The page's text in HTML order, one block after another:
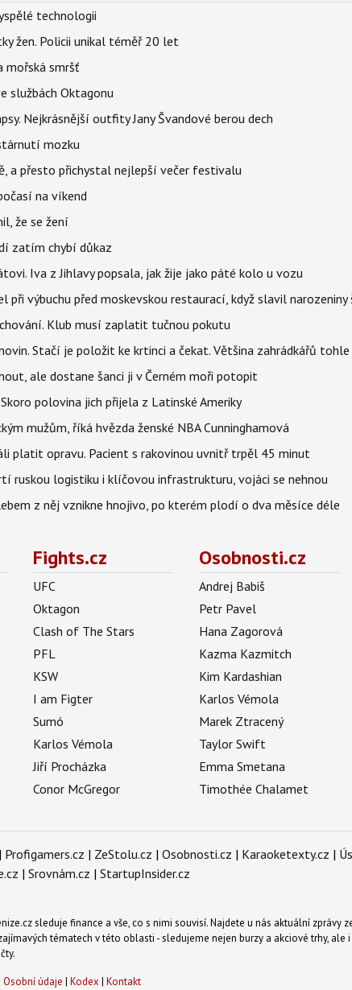
technologii
žen. Policii unikal téměř 20 let
mořská smršť
službách Oktagonu
Nejkrásnější outfity Jany Švandové berou dech
mozku
a přesto přichystal nejlepší večer festivalu
na víkend
že se žení
zatím chybí důkaz
Iva z Jihlavy popsala, jak žije jako páté kolo u vozu
výbuchu před moskevskou restaurací, když slavil
Klub musí zaplatit tučnou pokutu
Stačí je položit ke krtinci a čekat. Většina zahrádkářů tohle
ale dostane šanci ji v Černém moři potopit
polovina jich přijela z Latinské Ameriky
mužům, říká hvězda ženské NBA Cunninghamová
platit opravu. Pacient s rakovinou uvnitř trpěl 45 minut
ruskou logistiku i klíčovou infrastrukturu, vojáci se nehnou
z něj vznikne hnojivo, po kterém plodí o dva měsíce déle
Fights.cz
UFC
Oktagon
Clash of The Stars
PFL
KSW
I am Figter
Sumó
Karlos Vémola
Jiří Procházka
Conor McGregor
Osobnosti.cz
Andrej Babiš
Petr Pavel
Hana Zagorová
Kazma Kazmitch
Kim Kardashian
Karlos Vémola
Marek Ztracený
Taylor Swift
Emma Smetana
Timothée Chalamet
| Profigamers.cz | ZeStolu.cz | Osobnosti.cz | Karaoketexty.cz |
| Srovnám.cz | StartupInsider.cz
sleduje finance a vše, co s nimi souvisí. Najdete u nás aktuální zprávy
tématech v této oblasti - sledujeme nejen burzy a akciové trhy, ale
Osobní údaje | Kodex | Kontakt